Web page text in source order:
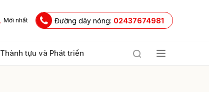
Mới nhất Đường dây nóng: 02437674981
Thành tựu và Phát triển